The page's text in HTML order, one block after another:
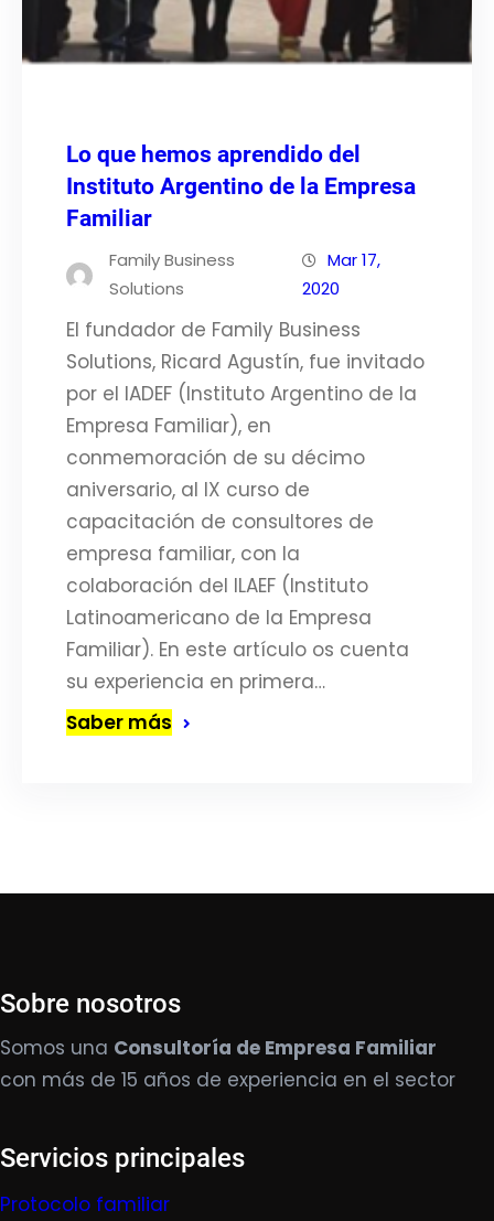
Lo que hemos aprendido del
Instituto Argentino de la Empresa
Familiar
Family Business
Solutions
Mar 17,
2020
El fundador de Family Business
Solutions, Ricard Agustín, fue invitado
por el IADEF (Instituto Argentino de la
Empresa Familiar), en
conmemoración de su décimo
aniversario, al IX curso de
capacitación de consultores de
empresa familiar, con la
colaboración del ILAEF (Instituto
Latinoamericano de la Empresa
Familiar). En este artículo os cuenta
su experiencia en primera…
Saber más
Sobre nosotros
Somos una Consultoría de Empresa Familiar
con más de 15 años de experiencia en el sector
Servicios principales
Protocolo familiar